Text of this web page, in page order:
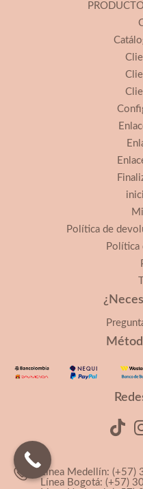
Política de
Política
Línea Medellín:
Línea Bogotá: (+57)